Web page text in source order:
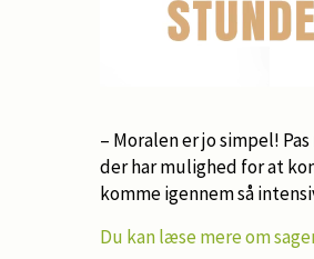
– Moralen er jo simpel!
der har mulighed for at
komme igennem så
Du kan læse mere om